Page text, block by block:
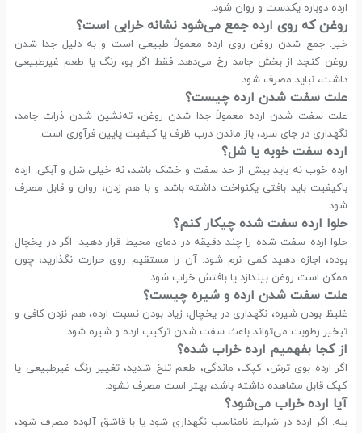
ارده دوباره یکدست و روان شود.
روغن که روی ارده جمع می‌شود نشانه خرابی است؟
خیر. جمع شدن روغن روی ارده معمولاً طبیعی است و به دلیل جدا شدن
روغن کنجد از بخش جامد رخ می‌دهد. فقط اگر بو، رنگ یا طعم غیرطبیعی
داشت، نباید مصرف شود.
علت سفت شدن ارده چیست؟
علت سفت شدن ارده معمولاً جدا شدن روغن، ته‌نشین شدن ذرات جامد،
نگهداری در جای سرد، باز ماندن درب ظرف یا کیفیت پایین فرآوری است.
ارده سفت خوبه یا شل؟
ارده خوب نه باید بیش از حد سفت و خشک باشد، نه خیلی شل و آبکی. ارده
باکیفیت باید بافتی یکنواخت داشته باشد و با هم زدن، روان و قابل مصرف
شود.
حلوا ارده سفت شده چیکار کنم؟
حلوا ارده سفت شده را چند دقیقه در دمای محیط قرار دهید. اگر در یخچال
بوده، اجازه دهید کمی نرم شود. آن را مستقیم روی حرارت نگذارید، چون
ممکن است روغن بیندازد یا بافتش خراب شود.
علت سفت شدن ارده و شیره چیست؟
غلیظ بودن شیره، نگهداری در یخچال، زیاد بودن نسبت ارده، هم نزدن کافی و
تبخیر رطوبت می‌تواند باعث سفت شدن ترکیب ارده و شیره شود.
از کجا بفهمیم ارده خراب شده؟
اگر ارده بوی ترش، کپک، ماندگی، طعم تلخ شدید، تغییر رنگ غیرطبیعی یا
کپک قابل مشاهده داشته باشد، بهتر است مصرف نشود.
آیا ارده خراب می‌شود؟
بله. اگر ارده در شرایط نامناسب نگهداری شود یا با قاشق آلوده مصرف شود،